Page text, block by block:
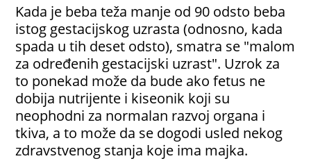
Kada je beba teža manje od 90 odsto beba
istog gestacijskog uzrasta (odnosno, kada
spada u tih deset odsto), smatra se "malom
za određenih gestacijski uzrast". Uzrok za
to ponekad može da bude ako fetus ne
dobija nutrijente i kiseonik koji su
neophodni za normalan razvoj organa i
tkiva, a to može da se dogodi usled nekog
zdravstvenog stanja koje ima majka.